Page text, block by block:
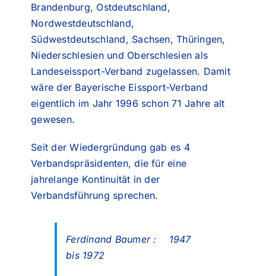
Brandenburg, Ostdeutschland,
Nordwestdeutschland,
Südwestdeutschland, Sachsen, Thüringen,
Niederschlesien und Oberschlesien als
Landeseissport-Verband zugelassen. Damit
wäre der Bayerische Eissport-Verband
eigentlich im Jahr 1996 schon 71 Jahre alt
gewesen.
Seit der Wiedergründung gab es 4
Verbandspräsidenten, die für eine
jahrelange Kontinuität in der
Verbandsführung sprechen.
Ferdinand Baumer : 1947
bis 1972